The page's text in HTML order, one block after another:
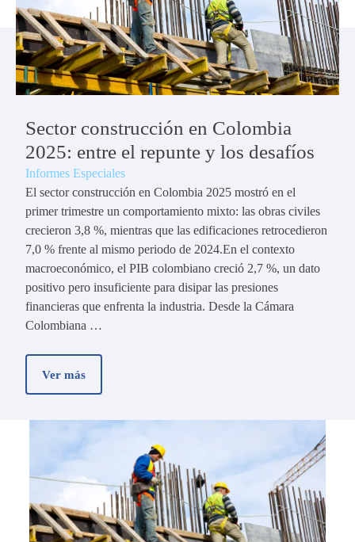
Sector construcción en Colombia
2025: entre el repunte y los desafíos
Informes Especiales
El sector construcción en Colombia 2025 mostró en el
primer trimestre un comportamiento mixto: las obras civiles
crecieron 3,8 %, mientras que las edificaciones retrocedieron
7,0 % frente al mismo periodo de 2024.En el contexto
macroeconómico, el PIB colombiano creció 2,7 %, un dato
positivo pero insuficiente para disipar las presiones
financieras que enfrenta la industria. Desde la Cámara
Colombiana …
Ver más